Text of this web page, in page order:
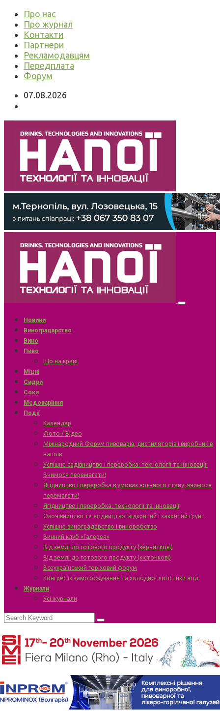
Про нас
Про журнал
Контакти
Партнери
Рекламодавцям
Передплата
Форум
07.08.2026
Новини
Виноградарство
Вино
Пиво
Що на крані
Міцні
Сидри
Соки
Медоваріння
Події
Календар
Фото / Відео
Міжнародний Форум пивоварів, дистиляторів і виробників
напоїв
Успішне садівництво і переробка: технології та інновації.
Вчимося перемагати!
Ягідництво і переробка в умовах воєнного стану: вчимося
перемагати!
Ягідництво і переробка: технології та інновації
Овочівництво та ягідництво: відкритий і закритий ґрунт
Успішне виноградарство і виноробство
Винний клуб «Галерея»
Від землі до готового продукту (зерняткові)
Від землі до готового продукту (кісточкові)
Всеукраїнський горіховий форум
Конгрес із заморожування та холодної логістики ягід
Журнали
Усі журнали